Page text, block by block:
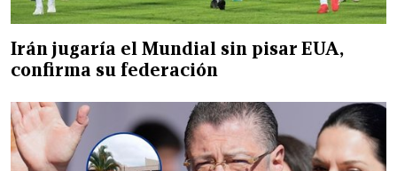
Irán jugaría el Mundial sin pisar EUA,
confirma su federación